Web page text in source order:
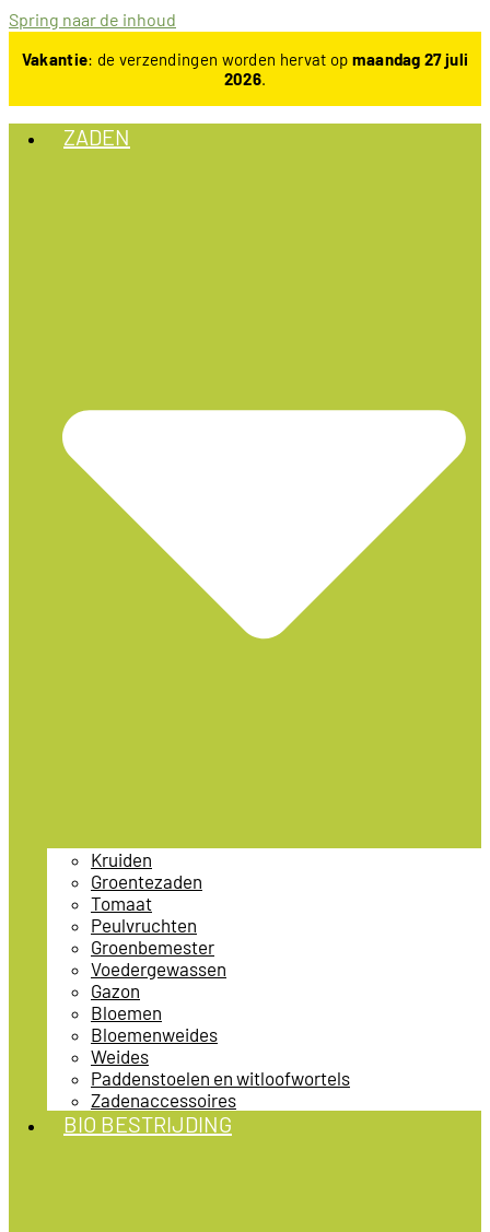
Spring naar de inhoud
Vakantie: de verzendingen worden hervat op maandag 27 juli
2026.
ZADEN
Kruiden
Groentezaden
Tomaat
Peulvruchten
Groenbemester
Voedergewassen
Gazon
Bloemen
Bloemenweides
Weides
Paddenstoelen en witloofwortels
Zadenaccessoires
BIO BESTRIJDING